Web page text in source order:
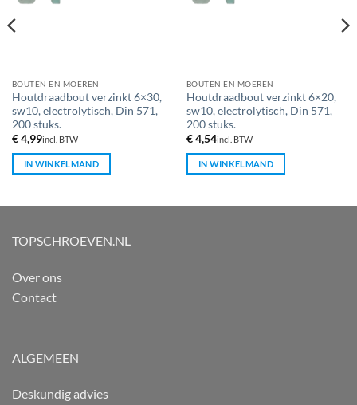
BOUTEN EN MOEREN
Houtdraadbout verzinkt 6×30,
sw10, electrolytisch, Din 571,
200 stuks.
€4,99incl. BTW
IN WINKELMAND
BOUTEN EN MOEREN
Houtdraadbout verzinkt 6×20,
sw10, electrolytisch, Din 571,
200 stuks.
€4,54incl. BTW
IN WINKELMAND
TOPSCHROEVEN.NL
Over ons
Contact
ALGEMEEN
Deskundig advies